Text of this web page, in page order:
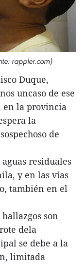
rappler.com)
Duque,
uncaso de ese
en la provincia
la
de
residuales
y en las vías
también en el
son
dela
se debe a la
limitada